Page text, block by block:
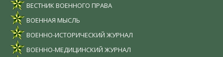
ВЕСТНИК ВОЕННОГО ПРАВА
ВОЕННАЯ МЫСЛЬ
ВОЕННО-ИСТОРИЧЕСКИЙ ЖУРНАЛ
ВОЕННО-МЕДИЦИНСКИЙ ЖУРНАЛ